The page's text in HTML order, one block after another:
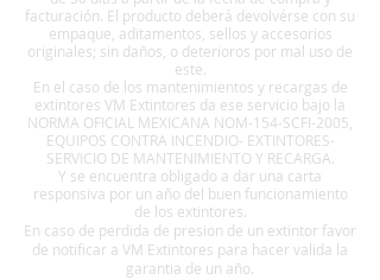
facturación. El producto deberá devolvérse con su
empaque, aditamentos, sellos y accesorios
originales; sin daños, o deterioros por mal uso de
este.
En el caso de los mantenimientos y recargas de
extintores VM Extintores da ese servicio bajo la
NORMA OFICIAL MEXICANA NOM-154-SCFI-2005,
EQUIPOS CONTRA INCENDIO- EXTINTORES-
SERVICIO DE MANTENIMIENTO Y RECARGA.
Y se encuentra obligado a dar una carta
responsiva por un año del buen funcionamiento
de los extintores.
En caso de perdida de presion de un extintor favor
de notificar a VM Extintores para hacer valida la
garantia de un año.